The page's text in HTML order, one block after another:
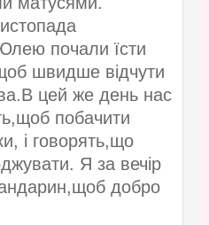
почали їсти
швидше відчути
цей же день нас
побачити
і говорять,що
Я за вечір
добро